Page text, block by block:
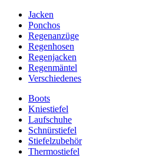
Jacken
Ponchos
Regenanzüge
Regenhosen
Regenjacken
Regenmäntel
Verschiedenes
Boots
Kniestiefel
Laufschuhe
Schnürstiefel
Stiefelzubehör
Thermostiefel